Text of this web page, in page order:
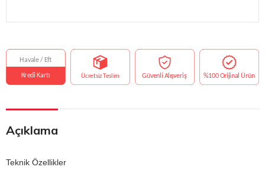
Açıklama
Teknik Özellikler